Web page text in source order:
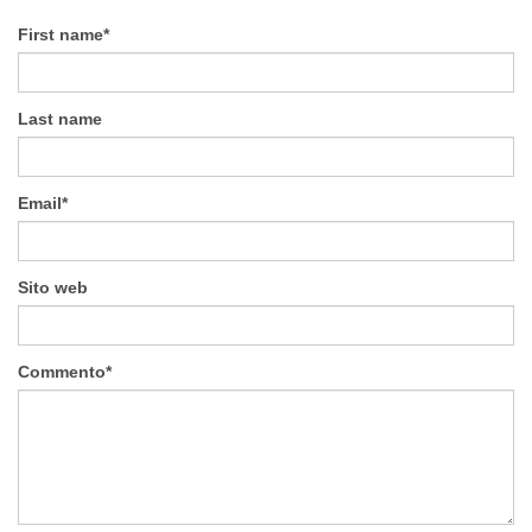
First name*
Last name
Email*
Sito web
Commento*